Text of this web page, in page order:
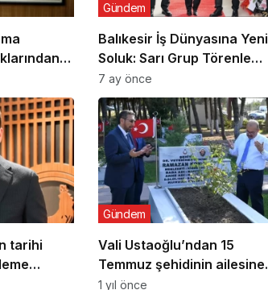
Balıkesir İş Dünyasına Yeni
Soluk: Sarı Grup Törenle
Açıldı
Gündem
7 ay önce
tarihi
Vali Ustaoğlu’ndan 15
Temmuz şehidinin ailesine
ziyaret
Gündem
1 yıl önce